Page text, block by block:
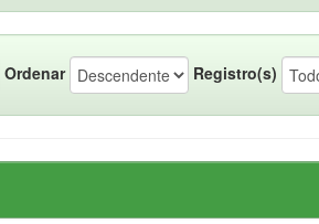
Ordenar Registro(s)